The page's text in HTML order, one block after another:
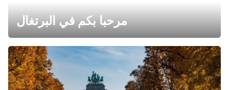
مرحبا بكم في البرتغال